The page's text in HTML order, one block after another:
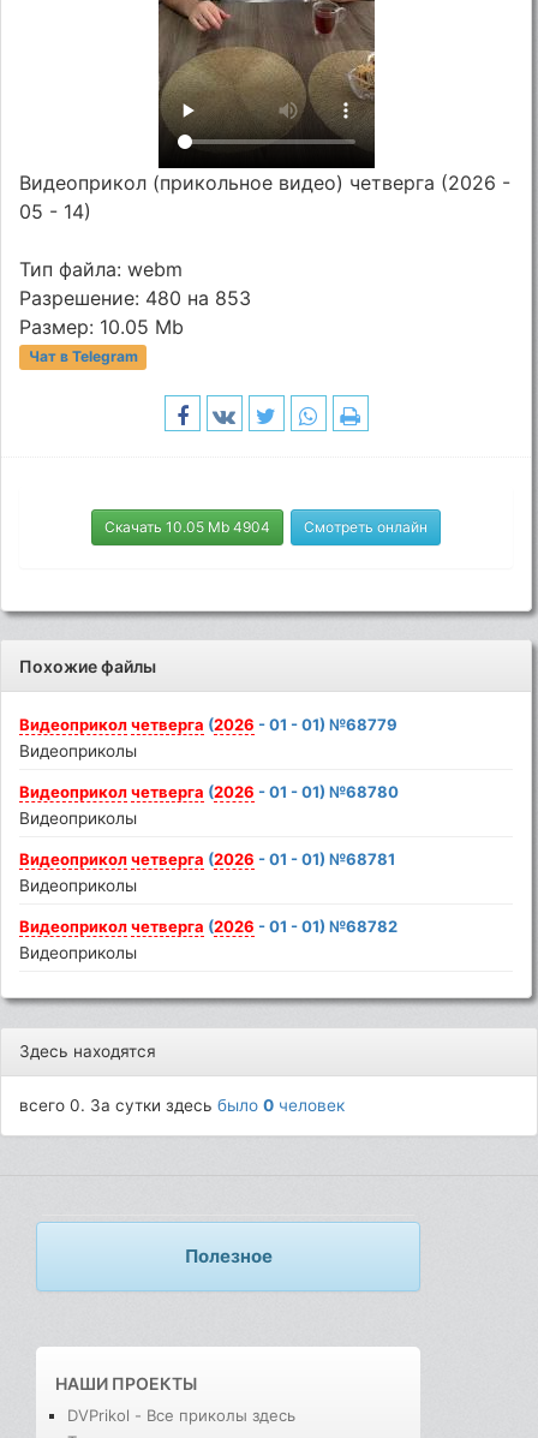
Видеоприкол (прикольное видео) четверга (2026 -
05 - 14)
Тип файла: webm
Разрешение: 480 на 853
Размер: 10.05 Mb
Чат в Telegram
Скачать 10.05 Mb 4904 Смотреть онлайн
Похожие файлы
Видеоприкол четверга (2026 - 01 - 01) №68779
Видеоприколы
Видеоприкол четверга (2026 - 01 - 01) №68780
Видеоприколы
Видеоприкол четверга (2026 - 01 - 01) №68781
Видеоприколы
Видеоприкол четверга (2026 - 01 - 01) №68782
Видеоприколы
Здесь находятся
всего 0. За сутки здесьбыло0 человек
Полезное
НАШИ ПРОЕКТЫ
DVPrikol - Все приколы здесь